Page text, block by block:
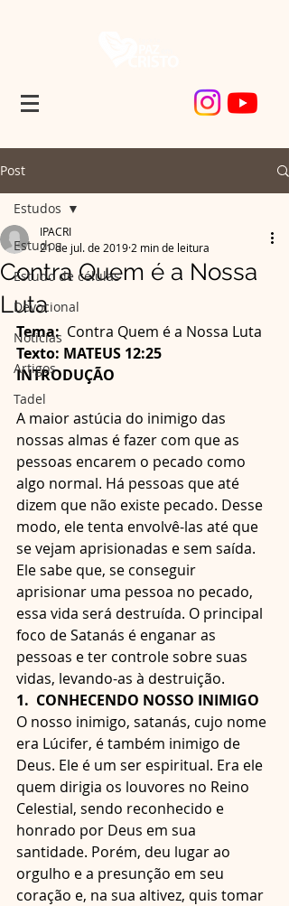
Post
Estudos
Estudo de células
Devocional
Noticias
Artigos
Tadel
Estudos
Contra Quem é a Nossa
Luta
IPACRI
21 de jul. de 2019 2 min de leitura
Tema: Contra Quem é a Nossa Luta
Texto: MATEUS 12:25
INTRODUÇÃO
A maior astúcia do inimigo das
nossas almas é fazer com que as
pessoas encarem o pecado como
algo normal. Há pessoas que até
dizem que não existe pecado. Desse
modo, ele tenta envolvê-las até que
se vejam aprisionadas e sem saída.
Ele sabe que, se conseguir
aprisionar uma pessoa no pecado,
essa vida será destruída. O principal
foco de Satanás é enganar as
pessoas e ter controle sobre suas
vidas, levando-as à destruição.
1.  CONHECENDO NOSSO INIMIGO
O nosso inimigo, satanás, cujo nome
era Lúcifer, é também inimigo de
Deus. Ele é um ser espiritual. Era ele
quem dirigia os louvores no Reino
Celestial, sendo reconhecido e
honrado por Deus em sua
santidade. Porém, deu lugar ao
orgulho e a presunção em seu
coração e, na sua altivez, quis tomar